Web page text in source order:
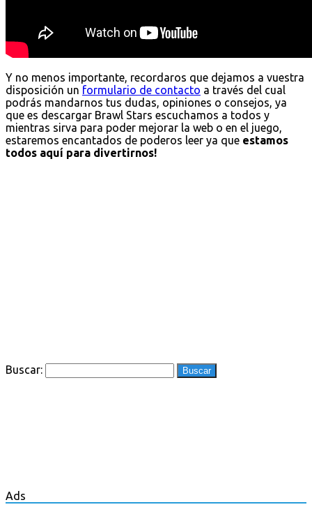
Y no menos importante, recordaros que dejamos a vuestra
disposición un formulario de contacto a través del cual
podrás mandarnos tus dudas, opiniones o consejos, ya
que es descargar Brawl Stars escuchamos a todos y
mientras sirva para poder mejorar la web o en el juego,
estaremos encantados de poderos leer ya que estamos
todos aquí para divertirnos!
Buscar:
Ads